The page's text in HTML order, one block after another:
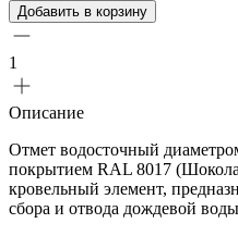
Добавить в корзину
1
Описание
Отмет водосточный
покрытием RAL 8017
кровельный элемент,
сбора и отвода дождевой